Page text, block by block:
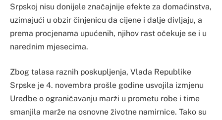
Srpskoj nisu donijele značajnije efekte za domaćinstva,
uzimajući u obzir činjenicu da cijene i dalje divljaju, a
prema procjenama upućenih, njihov rast očekuje se i u
narednim mjesecima.
Zbog talasa raznih poskupljenja, Vlada Republike
Srpske je 4. novembra prošle godine usvojila izmjenu
Uredbe o ograničavanju marži u prometu robe i time
smanjila marže na osnovne životne namirnice. Tako su